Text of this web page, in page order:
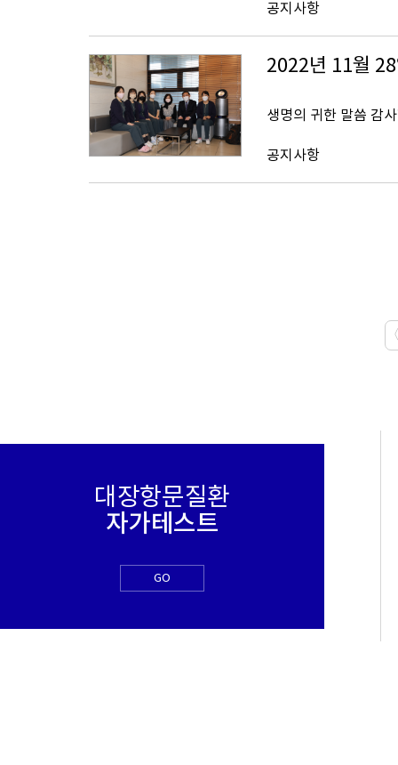
공지사항
2022년 11월
생명의 귀한 말씀 감
공지사항
대장항문질환
자가테스트
GO